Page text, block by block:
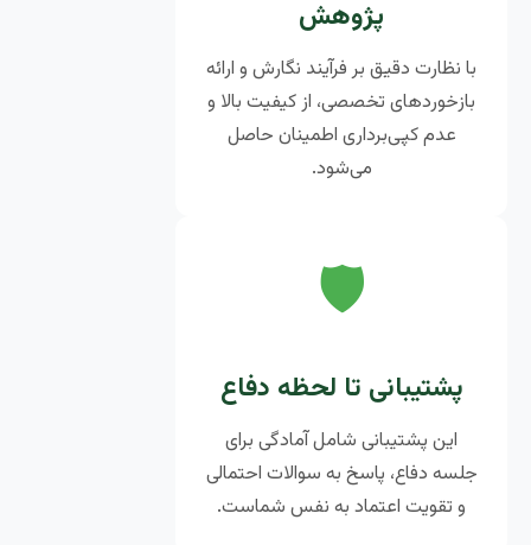
پژوهش
با نظارت دقیق بر فرآیند نگارش و ارائه
بازخوردهای تخصصی، از کیفیت بالا و
عدم کپی‌برداری اطمینان حاصل
می‌شود.
🛡️
پشتیبانی تا لحظه دفاع
این پشتیبانی شامل آمادگی برای
جلسه دفاع، پاسخ به سوالات احتمالی
و تقویت اعتماد به نفس شماست.